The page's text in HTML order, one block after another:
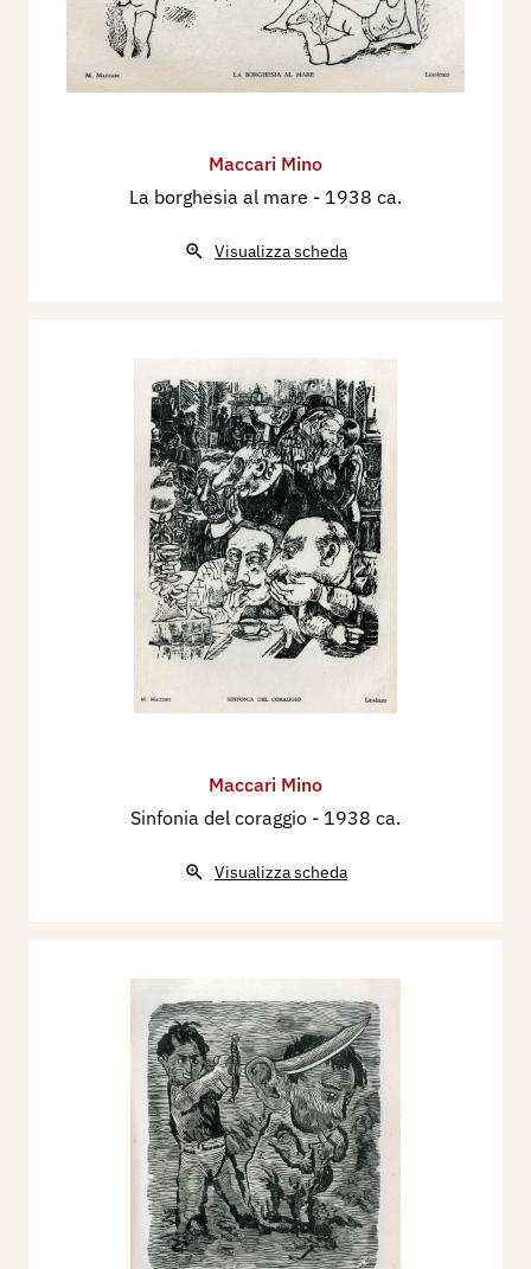
Maccari Mino
La borghesia al mare - 1938 ca.
Visualizza scheda
Maccari Mino
Sinfonia del coraggio - 1938 ca.
Visualizza scheda